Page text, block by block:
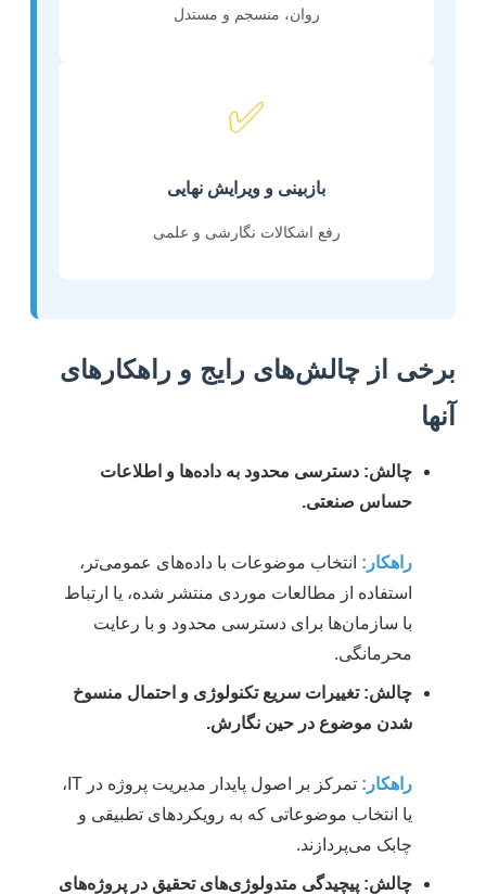
روان، منسجم و مستدل
✅
بازبینی و ویرایش نهایی
رفع اشکالات نگارشی و علمی
برخی از چالش‌های رایج و راهکارهای
آنها
چالش: دسترسی محدود به داده‌ها و اطلاعات
حساس صنعتی.
راهکار: انتخاب موضوعات با داده‌های عمومی‌تر،
استفاده از مطالعات موردی منتشر شده، یا ارتباط
با سازمان‌ها برای دسترسی محدود و با رعایت
محرمانگی.
چالش: تغییرات سریع تکنولوژی و احتمال منسوخ
شدن موضوع در حین نگارش.
راهکار:
تمرکز بر اصول پایدار مدیریت پروژه در IT،
یا انتخاب موضوعاتی که به رویکردهای تطبیقی و
چابک می‌پردازند.
چالش: پیچیدگی متدولوژی‌های تحقیق در پروژه‌های